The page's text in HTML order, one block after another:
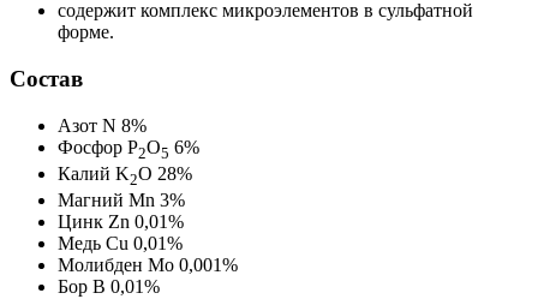
содержит комплекс микроэлементов в сульфатной
форме.
Состав
Азот N 8%
Фосфор P2O5 6%
Калий K2O 28%
Магний Mn 3%
Цинк Zn 0,01%
Медь Cu 0,01%
Молибден Mo 0,001%
Бор B 0,01%